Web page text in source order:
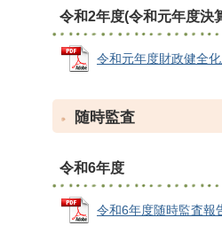
令和2年度(令和元年度決
令和元年度財政健全
随時監査
令和6年度
令和6年度随時監査報